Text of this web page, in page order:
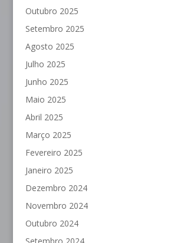
Outubro 2025
Setembro 2025
Agosto 2025
Julho 2025
Junho 2025
Maio 2025
Abril 2025
Março 2025
Fevereiro 2025
Janeiro 2025
Dezembro 2024
Novembro 2024
Outubro 2024